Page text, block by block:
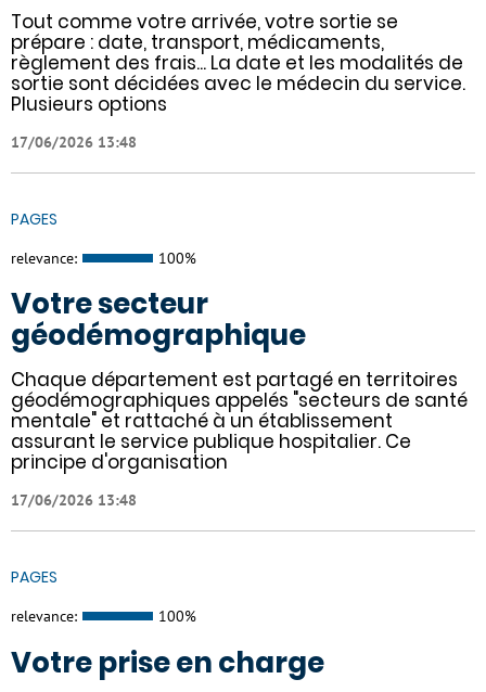
Tout comme votre arrivée, votre sortie se
prépare : date, transport, médicaments,
règlement des frais... La date et les modalités de
sortie sont décidées avec le médecin du service.
Plusieurs options
17/06/2026 13:48
PAGES
relevance: 100%
Votre secteur
géodémographique
Chaque département est partagé en territoires
géodémographiques appelés "secteurs de santé
mentale" et rattaché à un établissement
assurant le service publique hospitalier. Ce
principe d'organisation
17/06/2026 13:48
PAGES
relevance: 100%
Votre prise en charge